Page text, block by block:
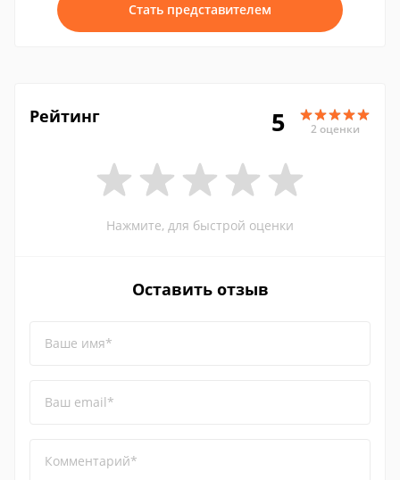
Стать представителем
Рейтинг 5 2 оценки
Нажмите, для быстрой оценки
Оставить отзыв
Ваше имя*
Ваш email*
Комментарий*